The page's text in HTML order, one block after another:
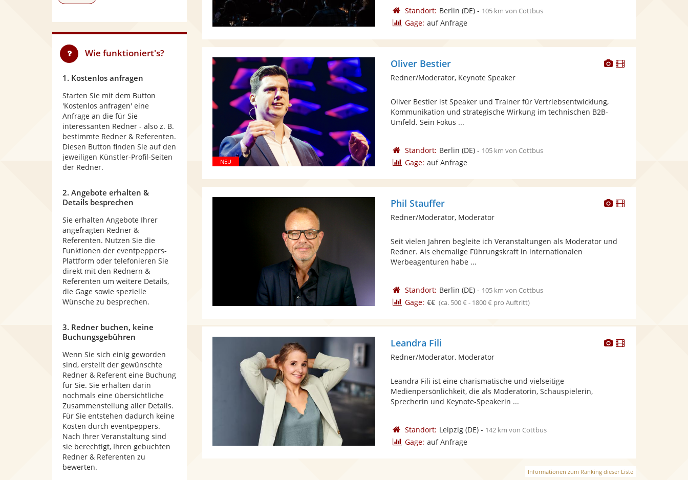
Standort: Berlin (DE)- 105 km von Cottbus
Gage: auf Anfrage
DieserDieser
Oliver Bestier
Redner/Moderator, Keynote Speaker
Oliver Bestier ist Speaker und Trainer für Vertriebsentwicklung,
Kommunikation und strategische Wirkung im technischen B2B-
Umfeld. Sein Fokus ...
Standort: Berlin (DE)- 105 km von Cottbus
Gage: auf Anfrage
Dieser
Fotos
bereit.
Dieser
Phil Stauffer
Redner/Moderator, Moderator
Seit vielen Jahren begleite ich Veranstaltungen als Moderator und
Redner. Als ehemalige Führungskraft in internationalen
Werbeagenturen habe ...
Standort: Berlin (DE)- 105 km von Cottbus
Gage: €€ (ca. 500 € - 1800 € pro Auftritt)
DieserDieser
Leandra Fili
Redner/Moderator, Moderator
Leandra Fili ist eine charismatische und vielseitige
Medienpersönlichkeit, die als Moderatorin, Schauspielerin,
Sprecherin und Keynote-Speakerin ...
Standort: Leipzig(DE)- 142 km von Cottbus
Gage: auf Anfrage
Informationen zum Ranking dieser Liste
Wie funktioniert's?
1. Kostenlos anfragen
Starten Sie mit dem Button
'Kostenlos anfragen' eine
Anfrage an die für Sie
interessanten Redner - also z. B.
bestimmte Redner & Referenten.
Diesen Button finden Sie auf den
jeweiligen Künstler-Profil-Seiten
der Redner.
2. Angebote erhalten &
Details besprechen
Sie erhalten Angebote Ihrer
angefragten Redner &
Referenten. Nutzen Sie die
Funktionen der eventpeppers-
Plattform oder telefonieren Sie
direkt mit den Rednern &
Referenten um weitere Details,
die Gage sowie spezielle
Wünsche zu besprechen.
3. Redner buchen, keine
Buchungsgebühren
Wenn Sie sich einig geworden
sind, erstellt der gewünschte
Redner & Referent eine Buchung
für Sie. Sie erhalten darin
nochmals eine übersichtliche
Zusammenstellung aller Details.
Für Sie entstehen dadurch keine
Kosten durch eventpeppers.
Nach Ihrer Veranstaltung sind
sie berechtigt, Ihren gebuchten
Redner & Referenten zu
bewerten.